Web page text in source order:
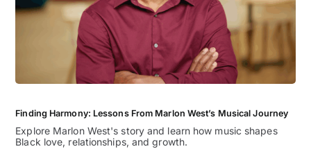
Finding Harmony: Lessons From Marlon West’s Musical Journey
Explore Marlon West's story and learn how music shapes
Black love, relationships, and growth.